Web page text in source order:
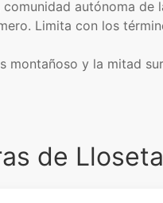
autónoma de
Limita con los
montañoso y la mitad
de Lloseta